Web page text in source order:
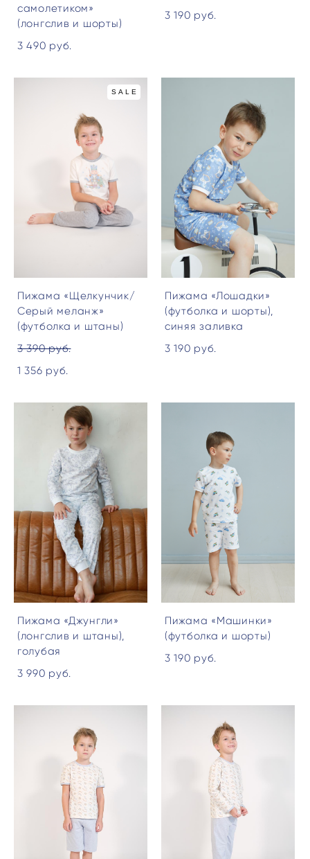
самолетиком»
(лонгслив и шорты)
3 490 pуб.
3 190 pуб.
SALE
Пижама «Щелкунчик/
Серый меланж»
(футболка и штаны)
3 390 pуб.
1 356 pуб.
Пижама «Лошадки»
(футболка и шорты),
синяя заливка
3 190 pуб.
Пижама «Джунгли»
(лонгслив и штаны),
голубая
3 990 pуб.
Пижама «Машинки»
(футболка и шорты)
3 190 pуб.